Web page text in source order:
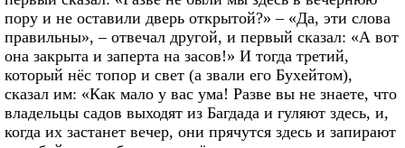
пору и не оставили дверь открытой?» – «Да, эти слова
правильны», – отвечал другой, и первый сказал: «А вот
она закрыта и заперта на засов!» И тогда третий,
который нёс топор и свет (а звали его Бухейтом),
сказал им: «Как мало у вас ума! Разве вы не знаете, что
владельцы садов выходят из Багдада и гуляют здесь, и,
когда их застанет вечер, они прячутся здесь и запирают